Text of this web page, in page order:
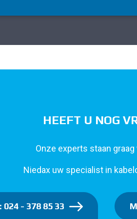
HEEFT U NOG
Onze experts staan graag
Niedax uw specialist in
024 - 378 85 33